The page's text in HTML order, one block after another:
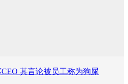
其言论被员工称为狗屎